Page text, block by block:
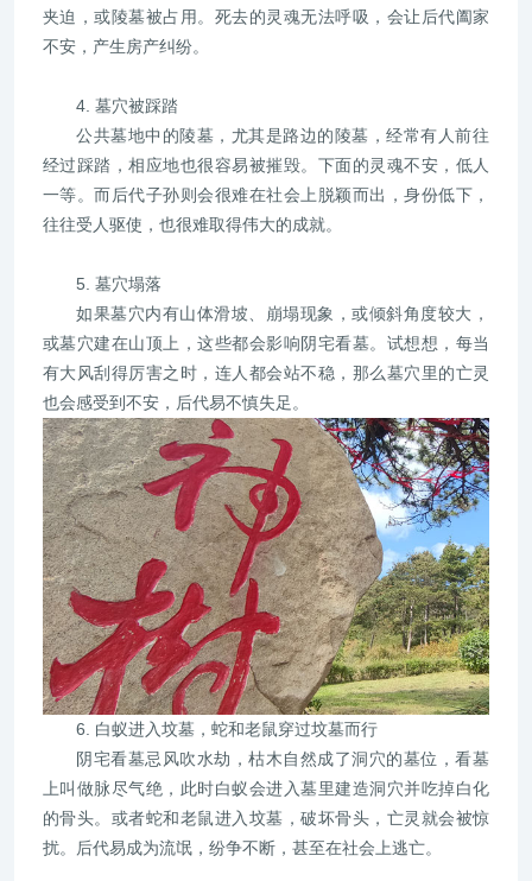
夹迫，或陵墓被占用。死去的灵魂无法呼吸，会让后代阖家
不安，产生房产纠纷。
4. 墓穴被踩踏
公共墓地中的陵墓，尤其是路边的陵墓，经常有人前往
经过踩踏，相应地也很容易被摧毁。下面的灵魂不安，低人
一等。而后代子孙则会很难在社会上脱颖而出，身份低下，
往往受人驱使，也很难取得伟大的成就。
5. 墓穴塌落
如果墓穴内有山体滑坡、崩塌现象，或倾斜角度较大，
或墓穴建在山顶上，这些都会影响阴宅看墓。试想想，每当
有大风刮得厉害之时，连人都会站不稳，那么墓穴里的亡灵
也会感受到不安，后代易不慎失足。
6. 白蚁进入坟墓，蛇和老鼠穿过坟墓而行
阴宅看墓忌风吹水劫，枯木自然成了洞穴的墓位，看墓
上叫做脉尽气绝，此时白蚁会进入墓里建造洞穴并吃掉白化
的骨头。或者蛇和老鼠进入坟墓，破坏骨头，亡灵就会被惊
扰。后代易成为流氓，纷争不断，甚至在社会上逃亡。